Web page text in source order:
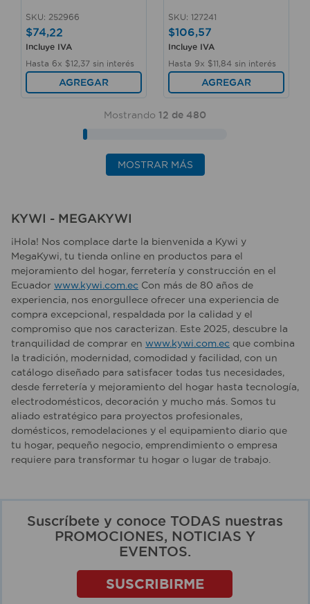
SKU: 252966
$74,22
Incluye IVA
Hasta 6x $12 37 sin interés
AGREGAR
SKU: 127241
$106,57
Incluye IVA
Hasta 9x $11 84 sin interés
AGREGAR
Mostrando 12 de 480
MOSTRAR MÁS
KYWI - MEGAKYWI
¡Hola! Nos complace darte la bienvenida a Kywi y
MegaKywi, tu tienda online en productos para el
mejoramiento del hogar, ferretería y construcción en el
Ecuador www.kywi.com.ec Con más de 80 años de
experiencia, nos enorgullece ofrecer una experiencia de
compra excepcional, respaldada por la calidad y el
compromiso que nos caracterizan. Este 2025, descubre la
tranquilidad de comprar en www.kywi.com.ec que combina
la tradición, modernidad, comodidad y facilidad, con un
catálogo diseñado para satisfacer todas tus necesidades,
desde ferretería y mejoramiento del hogar hasta tecnología,
electrodomésticos, decoración y mucho más. Somos tu
aliado estratégico para proyectos profesionales,
domésticos, remodelaciones y el equipamiento diario que
tu hogar, pequeño negocio, emprendimiento o empresa
requiere para transformar tu hogar o lugar de trabajo.
Suscríbete y conoce TODAS nuestras
PROMOCIONES, NOTICIAS Y
EVENTOS.
SUSCRIBIRME